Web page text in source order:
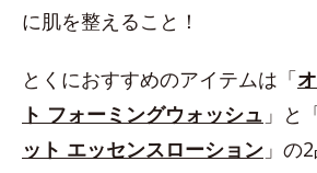
に肌を整えること！
とくにおすすめのアイテムは「
ト フォーミングウォッシュ 」と
ット エッセンスローション 」の